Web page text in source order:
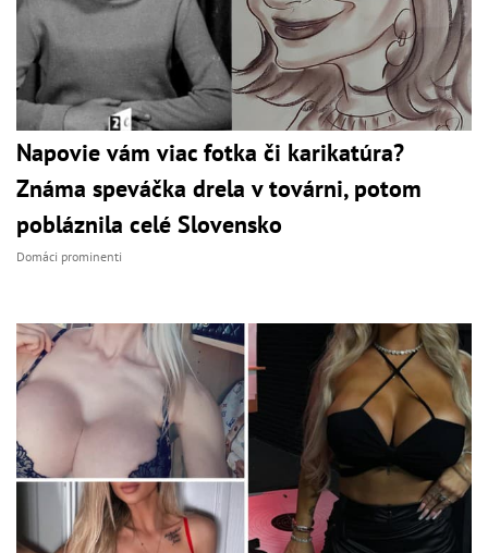
Napovie vám viac fotka či karikatúra?
Známa speváčka drela v továrni, potom
pobláznila celé Slovensko
Domáci prominenti